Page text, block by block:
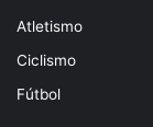
Atletismo
Ciclismo
Fútbol